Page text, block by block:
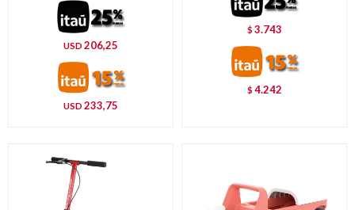
USD 206,25
USD 233,75
$3.743
$4.242